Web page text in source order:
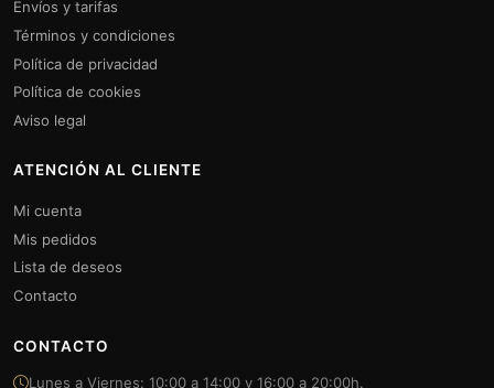
Envíos y tarifas
Términos y condiciones
Política de privacidad
Política de cookies
Aviso legal
ATENCIÓN AL CLIENTE
Mi cuenta
Mis pedidos
Lista de deseos
Contacto
CONTACTO
Lunes a Viernes: 10:00 a 14:00 y 16:00 a 20:00h.